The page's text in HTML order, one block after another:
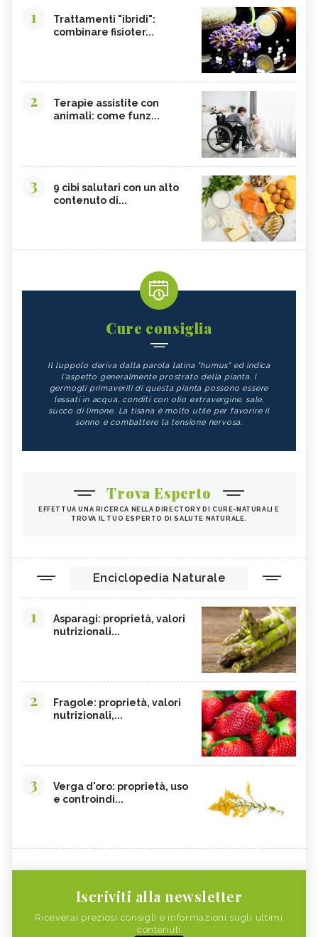
1
Trattamenti "ibridi":
combinare fisioter...
2
Terapie assistite con
animali: come funz...
3
9 cibi salutari con un alto
contenuto di...
Cure consiglia
Il luppolo deriva dalla parola latina "humus" ed indica
l'aspetto generalmente prostrato della pianta. I
germogli primaverili di questa pianta possono essere
lessati in acqua, conditi con olio extravergine, sale,
succo di limone. La tisana è molto utile per favorire il
sonno e combattere la tensione nervosa.
Trova Esperto
EFFETTUA UNA RICERCA NELLA DIRECTORY DI CURE-NATURALI E
TROVA IL TUO ESPERTO DI SALUTE NATURALE.
Enciclopedia Naturale
1
Asparagi: proprietà, valori
nutrizionali...
2
Fragole: proprietà, valori
nutrizionali,...
3
Verga d'oro: proprietà, uso
e controindi...
Iscriviti alla newsletter
Riceverai preziosi consigli e informazioni sugli ultimi
contenuti